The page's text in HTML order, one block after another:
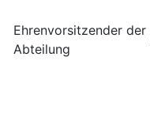
Ehrenvorsitzender der
Abteilung